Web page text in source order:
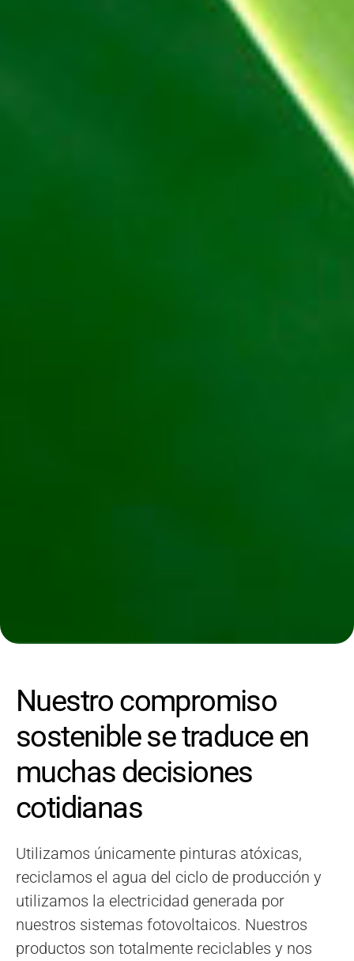
Nuestro compromiso
sostenible se traduce en
muchas decisiones
cotidianas
Utilizamos únicamente pinturas atóxicas,
reciclamos el agua del ciclo de producción y
utilizamos la electricidad generada por
nuestros sistemas fotovoltaicos. Nuestros
productos son totalmente reciclables y nos